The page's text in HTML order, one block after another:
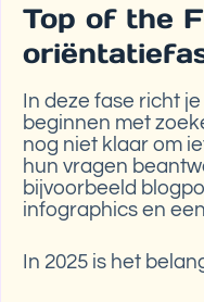
Top of the
In deze fase richt
beginnen met
nog niet klaar om
hun vragen
bijvoorbeeld
infographics en
In 2025 is het